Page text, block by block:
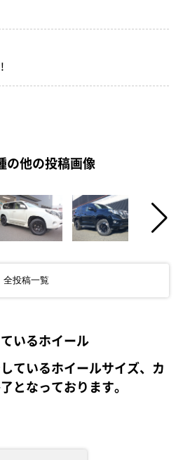
の他の投稿画像
全投稿一覧
いるホイール
ているホイールサイズ、カ
となっております。